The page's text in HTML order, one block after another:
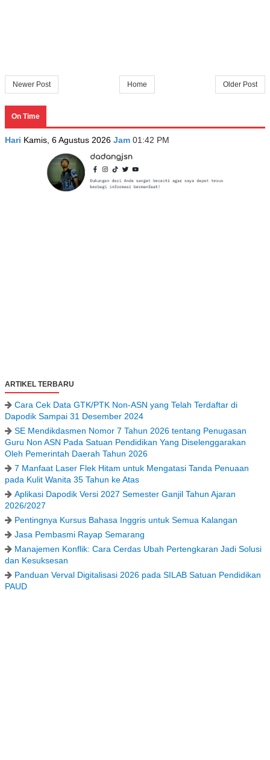
Newer Post Older Post
Home
On Time
Hari Kamis, 6 Agustus 2026 Jam 01:42 PM
ARTIKEL TERBARU
Cara Cek Data GTK/PTK Non-ASN yang Telah Terdaftar di
Dapodik Sampai 31 Desember 2024
SE Mendikdasmen Nomor 7 Tahun 2026 tentang Penugasan
Guru Non ASN Pada Satuan Pendidikan Yang Diselenggarakan
Oleh Pemerintah Daerah Tahun 2026
7 Manfaat Laser Flek Hitam untuk Mengatasi Tanda Penuaan
pada Kulit Wanita 35 Tahun ke Atas
Aplikasi Dapodik Versi 2027 Semester Ganjil Tahun Ajaran
2026/2027
Pentingnya Kursus Bahasa Inggris untuk Semua Kalangan
Jasa Pembasmi Rayap Semarang
Manajemen Konflik: Cara Cerdas Ubah Pertengkaran Jadi Solusi
dan Kesuksesan
Panduan Verval Digitalisasi 2026 pada SILAB Satuan Pendidikan
PAUD